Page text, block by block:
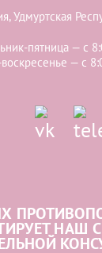
Удмуртская
пятница — с
воскресенье — с
НАШ